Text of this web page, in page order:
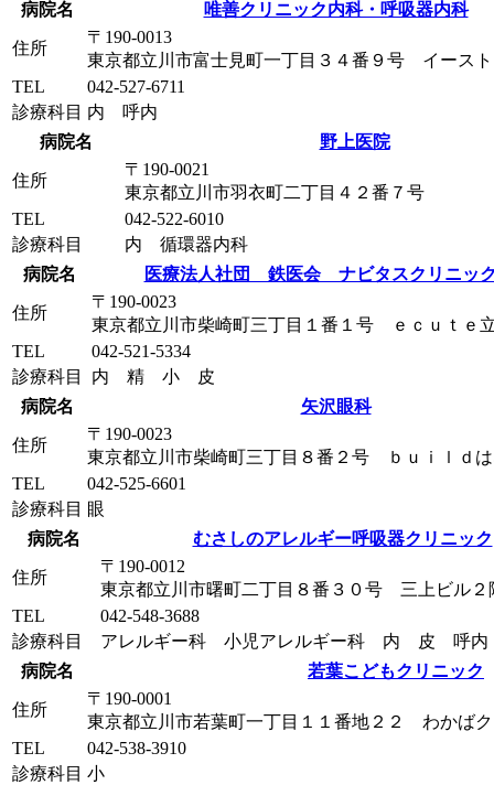
病院名 唯善クリニック内科・呼吸器内科
住所
〒190-0013
東京都立川市富士見町一丁目３４番９号 イース
TEL
042-527-6711
診療科目 内 呼内
病院名
野上医院
住所
〒190-0021
東京都立川市羽衣町二丁目４２番７号
TEL
042-522-6010
診療科目
内 循環器内科
病院名
医療法人社団 鉄医会 ナビタスクリニッ
住所
〒190-0023
東京都立川市柴崎町三丁目１番１号 ｅｃｕｔｅ
TEL
042-521-5334
診療科目
内 精 小 皮
病院名
矢沢眼科
住所
〒190-0023
東京都立川市柴崎町三丁目８番２号 ｂｕｉｌｄ
TEL
042-525-6601
診療科目 眼
病院名
むさしのアレルギー呼吸器クリニック
住所
〒190-0012
東京都立川市曙町二丁目８番３０号 三上ビル２
TEL
042-548-3688
診療科目
アレルギー科 小児アレルギー科 内 皮 呼内
病院名
若葉こどもクリニック
住所
〒190-0001
東京都立川市若葉町一丁目１１番地２２ わかば
TEL
042-538-3910
診療科目 小